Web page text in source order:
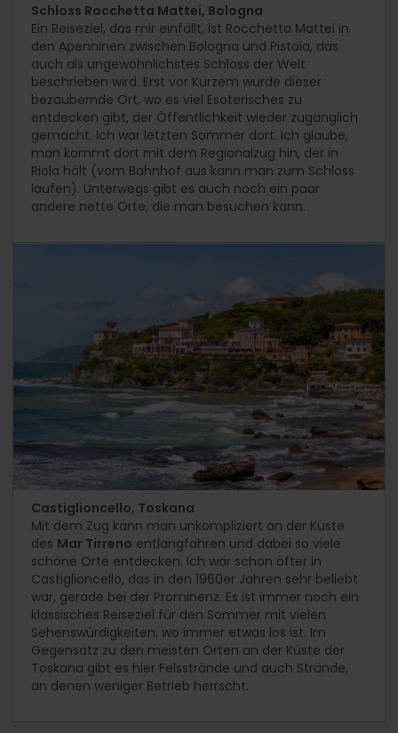
Schloss Rocchetta Mattei, Bologna
Ein Reiseziel, das mir einfällt, ist Rocchetta Mattei in
den Apenninen zwischen Bologna und Pistoia, das
auch als ungewöhnlichstes Schloss der Welt
beschrieben wird. Erst vor Kurzem wurde dieser
bezaubernde Ort, wo es viel Esoterisches zu
entdecken gibt, der Öffentlichkeit wieder zugänglich
gemacht. Ich war letzten Sommer dort. Ich glaube,
man kommt dort mit dem Regionalzug hin, der in
Riola hält (vom Bahnhof aus kann man zum Schloss
laufen). Unterwegs gibt es auch noch ein paar
andere nette Orte, die man besuchen kann.
Castiglioncello, Toskana
Mit dem Zug kann man unkompliziert an der Küste
des Mar Tirreno entlangfahren und dabei so viele
schöne Orte entdecken. Ich war schon öfter in
Castiglioncello, das in den 1960er Jahren sehr beliebt
war, gerade bei der Prominenz. Es ist immer noch ein
klassisches Reiseziel für den Sommer mit vielen
Sehenswürdigkeiten, wo immer etwas los ist. Im
Gegensatz zu den meisten Orten an der Küste der
Toskana gibt es hier Felsstrände und auch Strände,
an denen weniger Betrieb herrscht.